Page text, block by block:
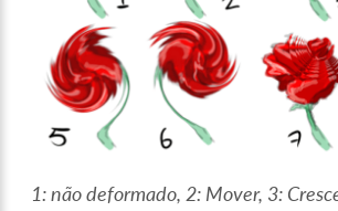
1: não deformado, 2: Mover, 3: